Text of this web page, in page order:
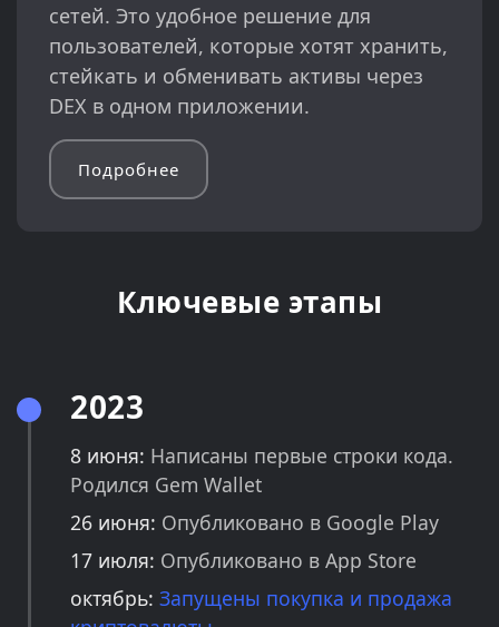
сетей. Это удобное решение для
пользователей, которые хотят хранить,
стейкать и обменивать активы через
DEX в одном приложении.
Подробнее
Ключевые этапы
2023
8 июня: Написаны первые строки кода.
Родился Gem Wallet
26 июня: Опубликовано в Google Play
17 июля: Опубликовано в App Store
октябрь: Запущены покупка и продажа